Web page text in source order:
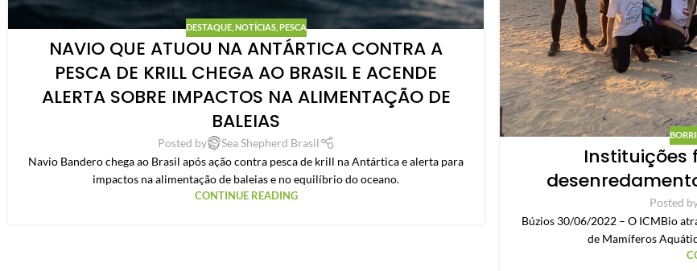
DESTAQUE, NOTÍCIAS, PESCA
NAVIO QUE ATUOU NA ANTÁRTICA CONTRA A
PESCA DE KRILL CHEGA AO BRASIL E ACENDE
ALERTA SOBRE IMPACTOS NA ALIMENTAÇÃO DE
BALEIAS
Posted by
Sea Shepherd Brasil
Navio Bandero chega ao Brasil após ação contra pesca de krill na Antártica e alerta para
impactos na alimentação de baleias e no equilíbrio do oceano.
CONTINUE READING
Instituições
Posted
Búzios 30/06/2022 – O ICMBio
de Mamíferos